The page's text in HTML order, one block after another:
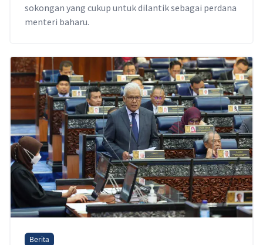
sokongan yang cukup untuk dilantik sebagai perdana
menteri baharu.
Berita